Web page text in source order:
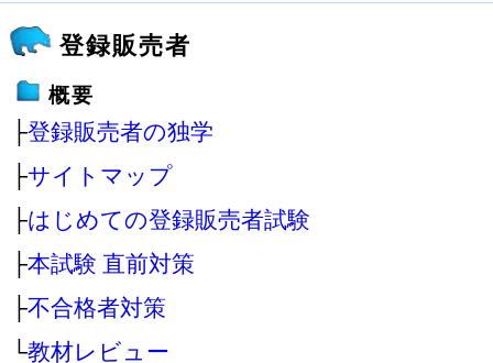
登録販売者
概要
├登録販売者の独学
├サイトマップ
├はじめての登録販売者試験
├本試験 直前対策
├不合格者対策
└教材レビュー